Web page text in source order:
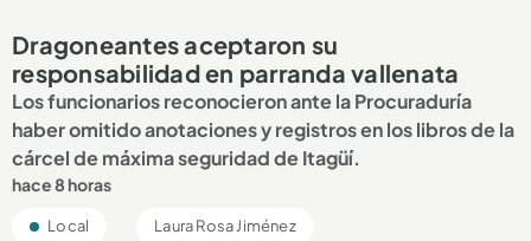
Dragoneantes aceptaron su
responsabilidad en parranda vallenata
Los funcionarios reconocieron ante la Procuraduría
haber omitido anotaciones y registros en los libros de la
cárcel de máxima seguridad de Itagüí.
hace 8 horas
Local Laura Rosa Jiménez